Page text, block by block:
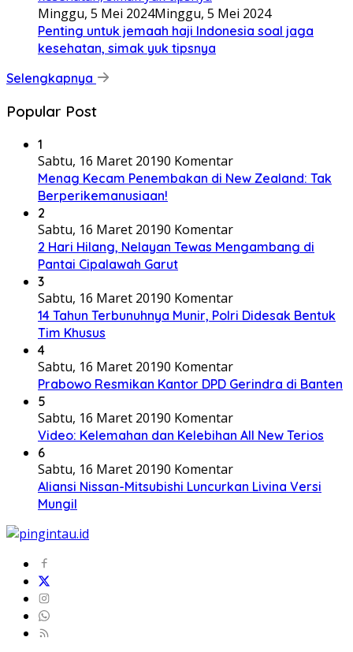
Minggu, 5 Mei 2024Minggu, 5 Mei 2024
Penting untuk jemaah haji Indonesia soal jaga
kesehatan, simak yuk tipsnya
Selengkapnya
Popular Post
1
Sabtu, 16 Maret 20190 Komentar
Menag Kecam Penembakan di New Zealand: Tak
Berperikemanusiaan!
2
Sabtu, 16 Maret 20190 Komentar
2 Hari Hilang, Nelayan Tewas Mengambang di
Pantai Cipalawah Garut
3
Sabtu, 16 Maret 20190 Komentar
14 Tahun Terbunuhnya Munir, Polri Didesak Bentuk
Tim Khusus
4
Sabtu, 16 Maret 20190 Komentar
Prabowo Resmikan Kantor DPD Gerindra di Banten
5
Sabtu, 16 Maret 20190 Komentar
Video: Kelemahan dan Kelebihan All New Terios
6
Sabtu, 16 Maret 20190 Komentar
Aliansi Nissan-Mitsubishi Luncurkan Livina Versi
Mungil